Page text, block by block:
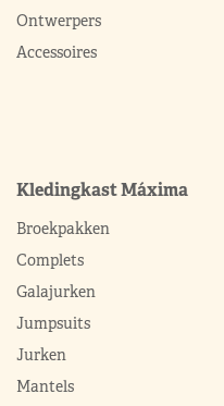
Ontwerpers
Accessoires
Kledingkast Máxima
Broekpakken
Complets
Galajurken
Jumpsuits
Jurken
Mantels